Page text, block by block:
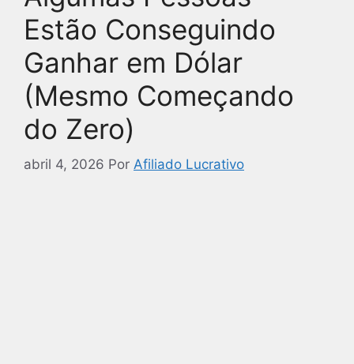
Estão Conseguindo
Ganhar em Dólar
(Mesmo Começando
do Zero)
abril 4, 2026 Por Afiliado Lucrativo